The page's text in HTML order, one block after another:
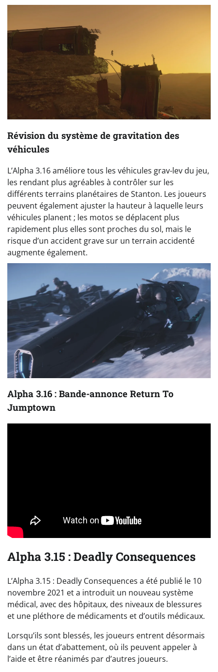
Révision du système de gravitation des
véhicules
L’Alpha 3.16 améliore tous les véhicules grav-lev du jeu,
les rendant plus agréables à contrôler sur les
différents terrains planétaires de Stanton. Les joueurs
peuvent également ajuster la hauteur à laquelle leurs
véhicules planent ; les motos se déplacent plus
rapidement plus elles sont proches du sol, mais le
risque d’un accident grave sur un terrain accidenté
augmente également.
Alpha 3.16 : Bande-annonce Return To
Jumptown
Alpha 3.15 : Deadly Consequences
L’Alpha 3.15 : Deadly Consequences a été publié le 10
novembre 2021 et a introduit un nouveau système
médical, avec des hôpitaux, des niveaux de blessures
et une pléthore de médicaments et d’outils médicaux.
Lorsqu’ils sont blessés, les joueurs entrent désormais
dans un état d’abattement, où ils peuvent appeler à
l’aide et être réanimés par d’autres joueurs.